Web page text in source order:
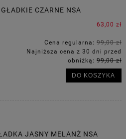
CZARNE NSA
63,00 zł
Cena regularna:99,00 zł
Najniższa cena z 30 dni przed
obniżką:99,00 zł
DO KOSZYKA
JASNY MELANŻ NSA